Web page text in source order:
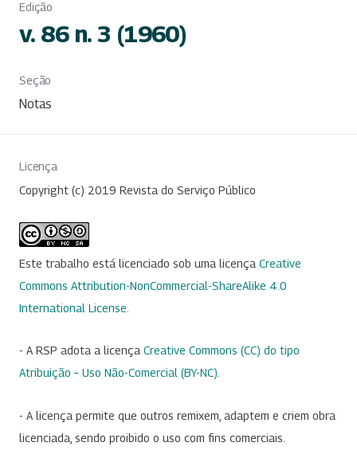
Edição
v. 86 n. 3 (1960)
Seção
Notas
Licença
Copyright (c) 2019 Revista do Serviço Público
Este trabalho está licenciado sob uma licença Creative
Commons Attribution-NonCommercial-ShareAlike 4.0
International License
- A RSP adota a licença Creative Commons (CC) do tipo
Atribuição – Uso Não-Comercial (BY-NC).
- A licença permite que outros remixem, adaptem e criem obra
licenciada, sendo proibido o uso com fins comerciais.